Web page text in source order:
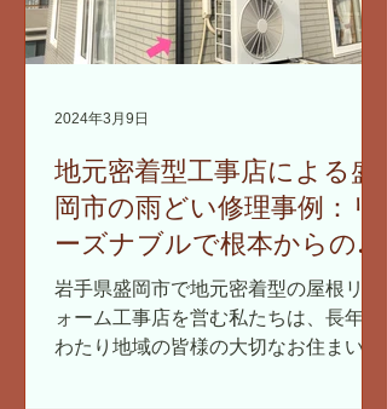
地元密着型工事店による盛
岡市の雨どい修理事例：リ
ーズナブルで根本からの解
決策
岩手県盛岡市で地元密着型の屋根リフ
ォーム工事店を営む私たちは、長年に
わたり地域の皆様の大切なお住まいの
た。特に雨どいの修理は、建物を雨水
2024年3月9日